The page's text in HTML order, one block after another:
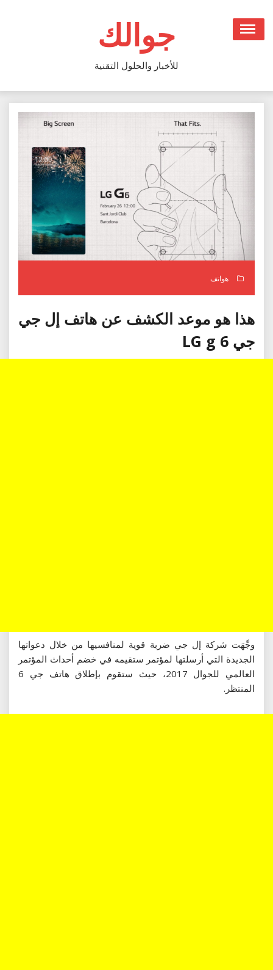
content
جوالك
للأخبار والحلول التقنية
هواتف
هذا هو موعد الكشف عن هاتف إل جي
جي 6 LG g
وجَّهَت شركة إل جي ضربة قوية لمنافسيها من خلال دعواتها
الجديدة التي أرسلتها لمؤتمر ستقيمه في خضم أحداث المؤتمر
العالمي للجوال 2017، حيث ستقوم بإطلاق هاتف جي 6
المنتظر.